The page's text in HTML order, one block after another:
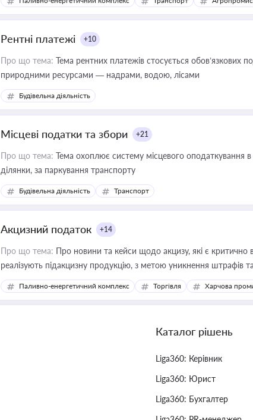
Рентні платежі +10
Про що тема: Тема рентних платежів стосується обов’язкових
природними ресурсами — надрами, водою, лісами
Будівельна діяльність
Місцеві податки та збори +21
Про що тема: Тема охоплює систему місцевого оподаткування в
ділянки, за паркування транспорту
Будівельна діяльність Транспорт
Акцизний податок +14
Про що тема: Про новини та кейси щодо акцизу, які є
реалізують підакцизну продукцію, з метою уникнення штрафів
Паливно-енергетичний комплекс Торгівля Харчова
Каталог рішень
Liga360: Керівник
Liga360: Юрист
Liga360: Бухгалтер